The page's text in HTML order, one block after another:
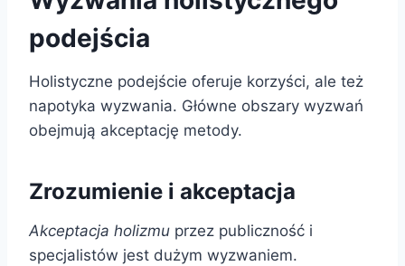
podejścia
Holistyczne podejście oferuje korzyści, ale też
napotyka wyzwania. Główne obszary wyzwań
obejmują akceptację metody.
Zrozumienie i akceptacja
Akceptacja holizmu przez publiczność i
specjalistów jest dużym wyzwaniem.